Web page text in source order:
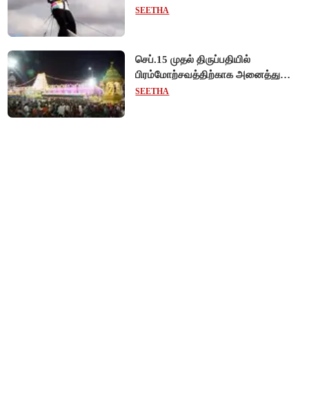
கின்னஸ் சாதனை படைத்த பிரிட்டன்
SEETHA
செப்.15 முதல் திருப்பதியில்
பிரம்மோற்சவத்திற்காக அனைத்து
சிறப்பு தரிசனங்களும் ரத்து -
SEETHA